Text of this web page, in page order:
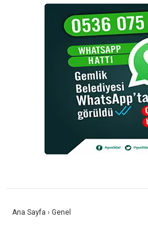
Ana Sayfa › Genel